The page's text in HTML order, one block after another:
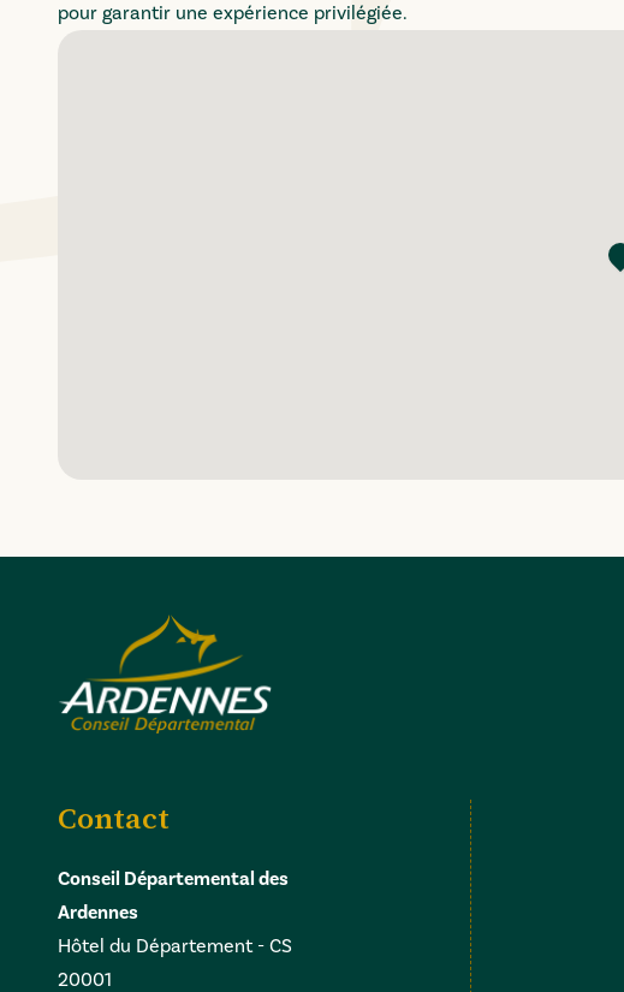
pour garantir une expérience privilégiée.
Contact
Conseil Départemental des
Ardennes
Hôtel du Département - CS
20001